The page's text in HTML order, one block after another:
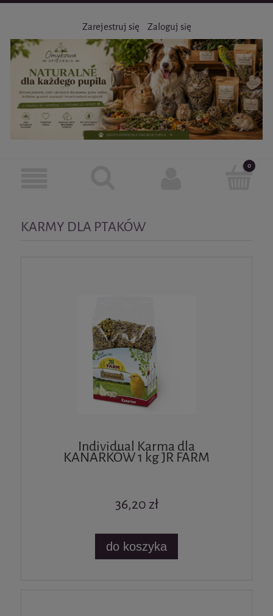
Zarejestruj się Zaloguj się
KARMY DLA PTAKÓW
Individual Karma dla
KANARKÓW 1 kg JR FARM
36,20 zł
do koszyka